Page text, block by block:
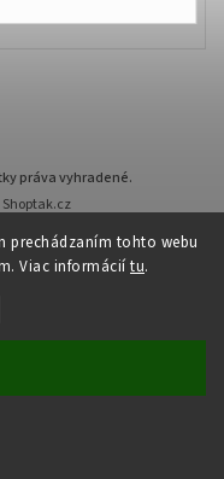
prechádzaním tohto webu
Viac informácií tu.
práva vyhradené.
Shoptak.cz